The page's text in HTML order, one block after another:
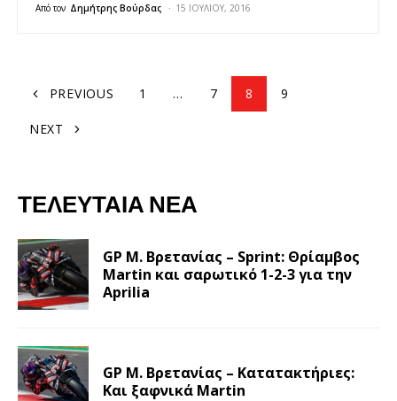
Από τον Δημήτρης Βούρδας 15 ΙΟΥΛΊΟΥ, 2016
PREVIOUS 1 … 7 8 9
NEXT
ΤΕΛΕΥΤΑΊΑ ΝΈΑ
GP Μ. Βρετανίας – Sprint: Θρίαμβος
Martin και σαρωτικό 1-2-3 για την
Aprilia
GP Μ. Βρετανίας – Κατατακτήριες:
Και ξαφνικά Martin